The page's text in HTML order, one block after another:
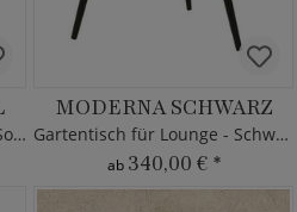
Gartentisch für die Outdoor Sofaecke
MODERNA SCHWARZ
Gartentisch für Lounge - Schwarz
ab 340,00 € *